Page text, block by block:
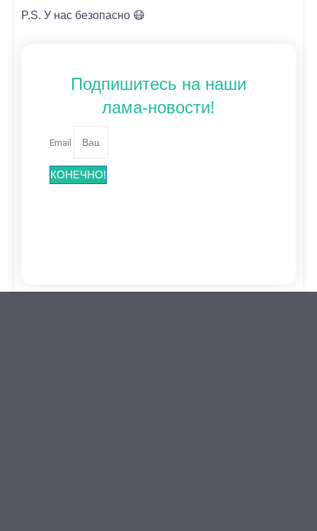
P.S. У нас безопасно 😷
Подпишитесь на наши
лама-новости!
Email
КОНЕЧНО!